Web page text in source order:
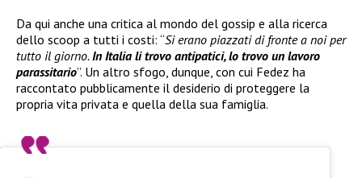
Da qui anche una critica al mondo del gossip e alla ricerca
dello scoop a tutti i costi: “Si erano piazzati di fronte a noi per
tutto il giorno.In Italia li trovo antipatici, lo trovo un lavoro
parassitario”. Un altro sfogo, dunque, con cui Fedez ha
raccontato pubblicamente il desiderio di proteggere la
propria vita privata e quella della sua famiglia.